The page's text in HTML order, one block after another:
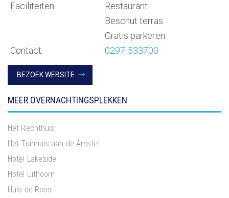
Faciliteiten:
Restaurant
Beschut terras
Gratis parkeren
Contact:
0297-533700
BEZOEK WEBSITE
MEER OVERNACHTINGSPLEKKEN
Het Rechthuis
Het Tuinhuis aan de Amstel
Hotel Lakeside
Hotel Uithoorn
Huis de Roos